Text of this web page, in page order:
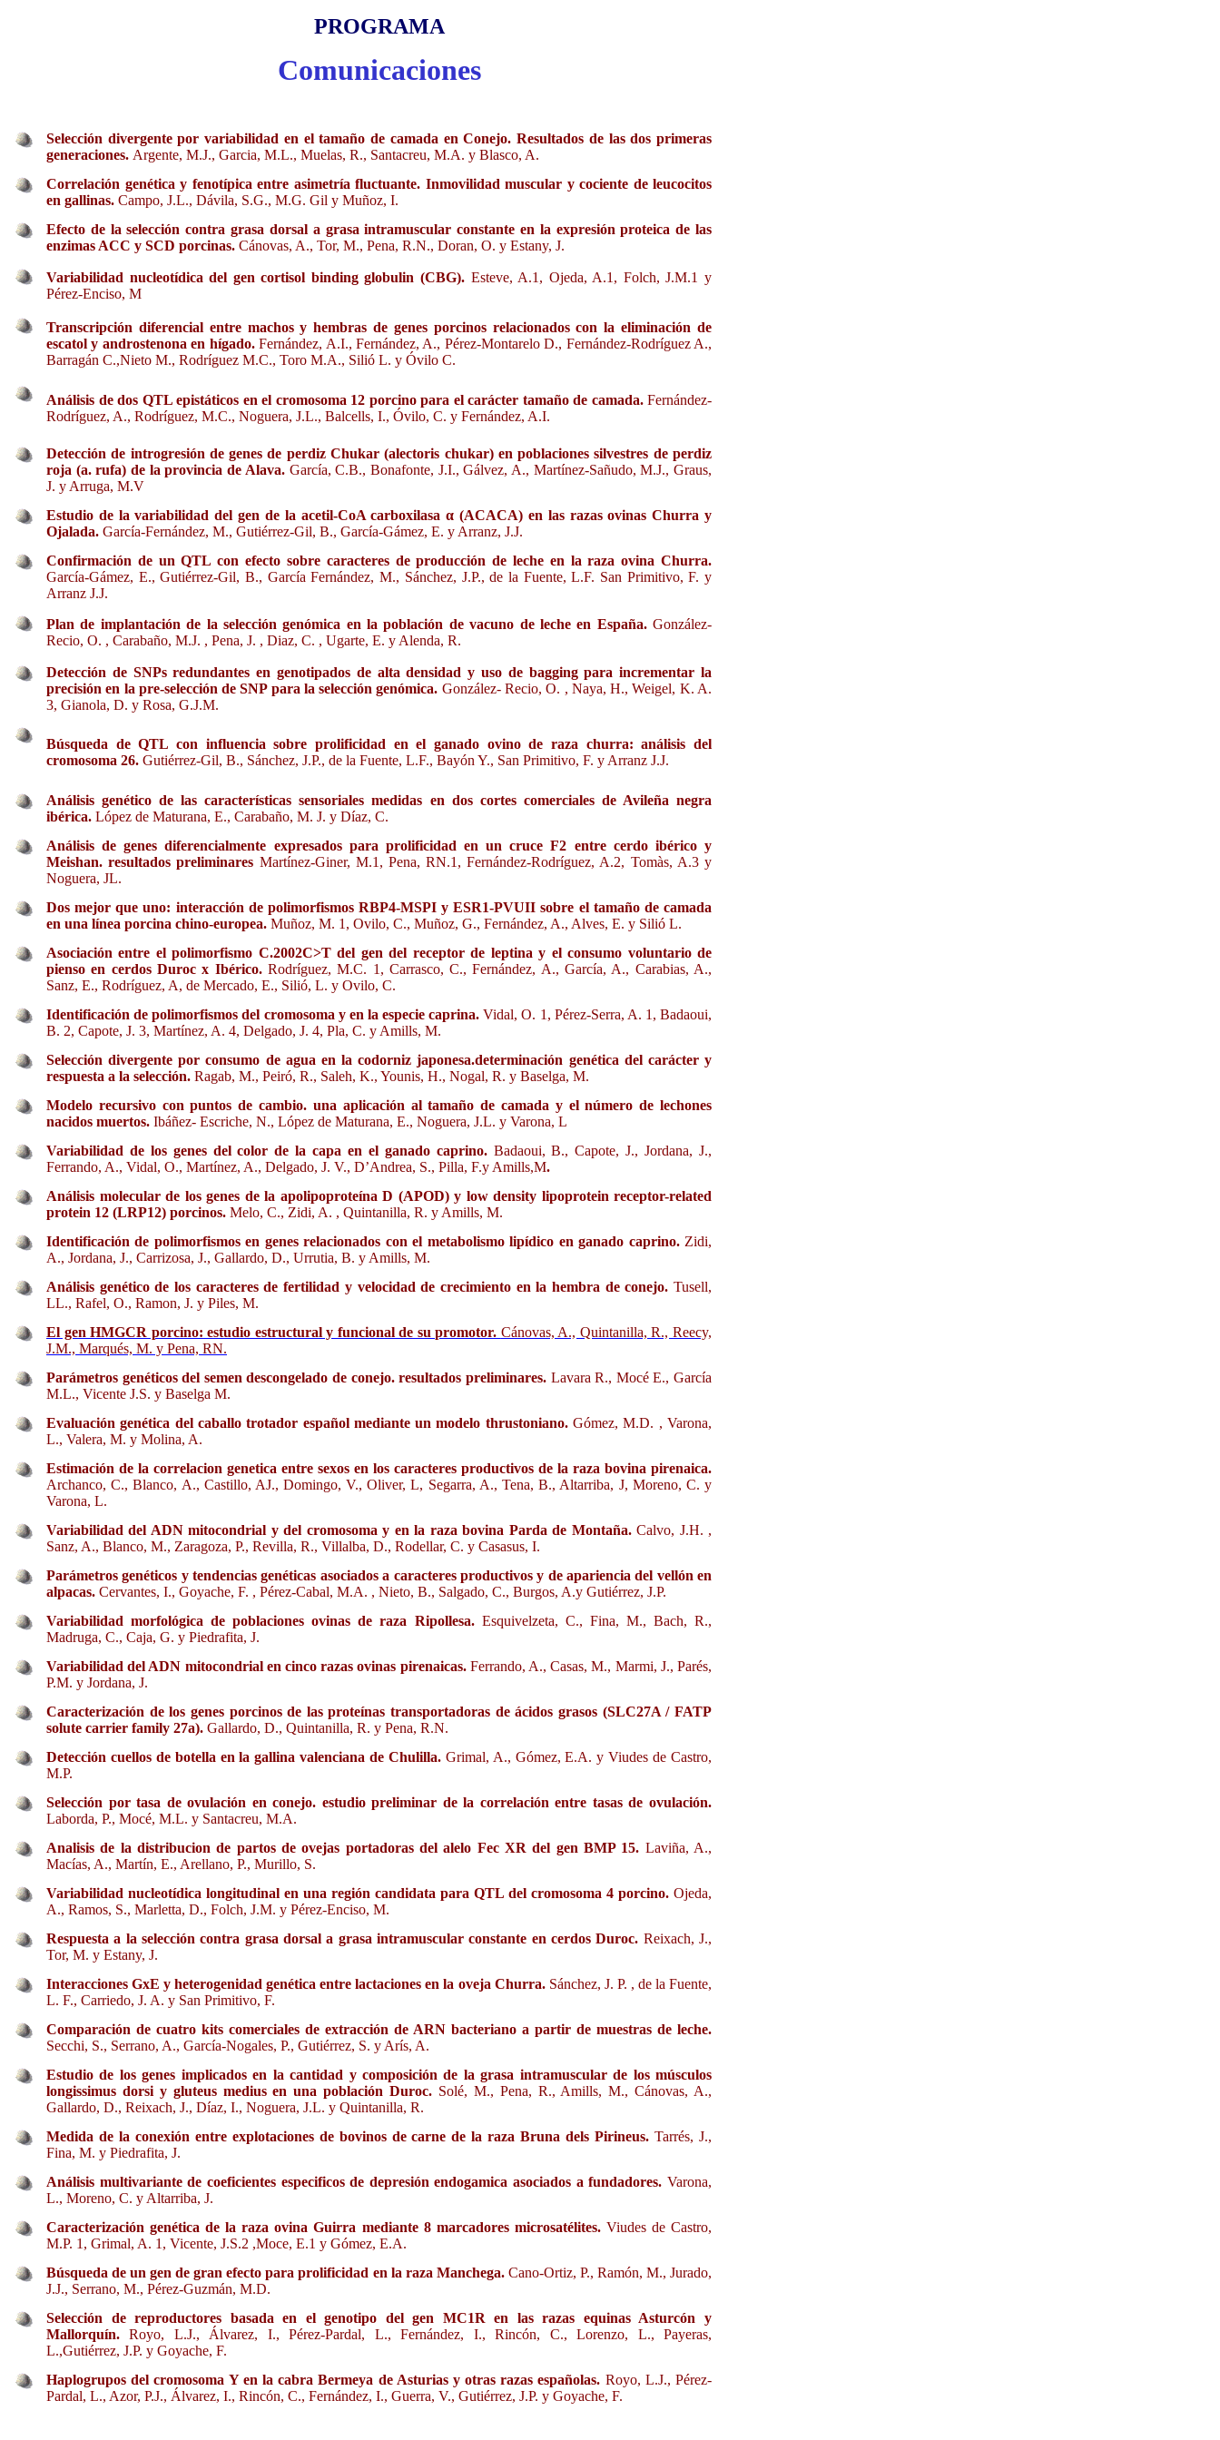
PROGRAMA
Comunicaciones
Selección divergente por variabilidad en el tamaño de camada en Conejo. Resultados de las dos primeras
generaciones. Argente, M.J., Garcia, M.L., Muelas, R., Santacreu, M.A. y Blasco, A.
Correlación genética y fenotípica entre asimetría fluctuante. Inmovilidad muscular y cociente de leucocitos
en gallinas. Campo, J.L., Dávila, S.G., M.G. Gil y Muñoz, I.
Efecto de la selección contra grasa dorsal a grasa intramuscular constante en la expresión proteica de las
enzimas ACC y SCD porcinas. Cánovas, A., Tor, M., Pena, R.N., Doran, O. y Estany, J.
Variabilidad nucleotídica del gen cortisol binding globulin (CBG). Esteve, A.1, Ojeda, A.1, Folch, J.M.1 y
Pérez-Enciso, M
Transcripción diferencial entre machos y hembras de genes porcinos relacionados con la eliminación de
escatol y androstenona en hígado.Fernández, A.I., Fernández, A., Pérez-Montarelo D., Fernández-Rodríguez A.,
Barragán C.,Nieto M., Rodríguez M.C., Toro M.A., Silió L. y Óvilo C.
Análisis de dos QTL epistáticos en el cromosoma 12 porcino para el carácter tamaño de camada. Fernández-
Rodríguez, A., Rodríguez, M.C., Noguera, J.L., Balcells, I., Óvilo, C. y Fernández, A.I.
Detección de introgresión de genes de perdiz Chukar (alectoris chukar) en poblaciones silvestres de perdiz
roja (a. rufa) de la provincia de Alava. García, C.B., Bonafonte, J.I., Gálvez, A., Martínez-Sañudo, M.J., Graus,
J. y Arruga, M.V
Estudio de la variabilidad del gen de la acetil-CoA carboxilasa α (ACACA) en las razas ovinas Churra y
Ojalada. García-Fernández, M., Gutiérrez-Gil, B., García-Gámez, E. y Arranz, J.J.
Confirmación de un QTL con efecto sobre caracteres de producción de leche en la raza ovina Churra.
García-Gámez, E., Gutiérrez-Gil, B., García Fernández, M., Sánchez, J.P., de la Fuente, L.F. San Primitivo, F. y
Arranz J.J.
Plan de implantación de la selección genómica en la población de vacuno de leche en España. González-
Recio, O. , Carabaño, M.J. , Pena, J. , Diaz, C. , Ugarte, E. y Alenda, R.
Detección de SNPs redundantes en genotipados de alta densidad y uso de bagging para incrementar la
precisión en la pre-selección de SNP para la selección genómica. González- Recio, O. , Naya, H., Weigel, K. A.
3, Gianola, D. y Rosa, G.J.M.
Búsqueda de QTL con influencia sobre prolificidad en el ganado ovino de raza churra: análisis del
cromosoma 26. Gutiérrez-Gil, B., Sánchez, J.P., de la Fuente, L.F., Bayón Y., San Primitivo, F. y Arranz J.J.
Análisis genético de las características sensoriales medidas en dos cortes comerciales de Avileña negra
ibérica. López de Maturana, E., Carabaño, M. J. y Díaz, C.
Análisis de genes diferencialmente expresados para prolificidad en un cruce F2 entre cerdo ibérico y
Meishan. resultados preliminares Martínez-Giner, M.1, Pena, RN.1, Fernández-Rodríguez, A.2, Tomàs, A.3 y
Noguera, JL.
Dos mejor que uno: interacción de polimorfismos RBP4-MSPI y ESR1-PVUII sobre el tamaño de camada
en una línea porcina chino-europea. Muñoz, M. 1, Ovilo, C., Muñoz, G., Fernández, A., Alves, E. y Silió L.
Asociación entre el polimorfismo C.2002C>T del gen del receptor de leptina y el consumo voluntario de
pienso en cerdos Duroc x Ibérico. Rodríguez, M.C. 1, Carrasco, C., Fernández, A., García, A., Carabias, A.,
Sanz, E., Rodríguez, A, de Mercado, E., Silió, L. y Ovilo, C.
Identificación de polimorfismos del cromosoma y en la especie caprina.Vidal, O. 1, Pérez-Serra, A. 1, Badaoui,
B. 2, Capote, J. 3, Martínez, A. 4, Delgado, J. 4, Pla, C. y Amills, M.
Selección divergente por consumo de agua en la codorniz japonesa.determinación genética del carácter y
respuesta a la selección. Ragab, M., Peiró, R., Saleh, K., Younis, H., Nogal, R. y Baselga, M.
Modelo recursivo con puntos de cambio. una aplicación al tamaño de camada y el número de lechones
nacidos muertos. Ibáñez- Escriche, N., López de Maturana, E., Noguera, J.L. y Varona, L
Variabilidad de los genes del color de la capa en el ganado caprino.Badaoui, B., Capote, J., Jordana, J.,
Ferrando, A., Vidal, O., Martínez, A., Delgado, J. V., D’Andrea, S., Pilla, F.y Amills,M.
Análisis molecular de los genes de la apolipoproteína D (APOD) y low density lipoprotein receptor-related
protein 12 (LRP12) porcinos. Melo, C., Zidi, A. , Quintanilla, R. y Amills, M.
Identificación de polimorfismos en genes relacionados con el metabolismo lipídico en ganado caprino. Zidi,
A., Jordana, J., Carrizosa, J., Gallardo, D., Urrutia, B. y Amills, M.
Análisis genético de los caracteres de fertilidad y velocidad de crecimiento en la hembra de conejo. Tusell,
LL., Rafel, O., Ramon, J. y Piles, M.
El gen HMGCR porcino: estudio estructural y funcional de su promotor. Cánovas, A., Quintanilla, R., Reecy,
J.M., Marqués, M. y Pena, RN.
Parámetros genéticos del semen descongelado de conejo. resultados preliminares. Lavara R., Mocé E., García
M.L., Vicente J.S. y Baselga M.
Evaluación genética del caballo trotador español mediante un modelo thrustoniano.Gómez, M.D. , Varona,
L., Valera, M. y Molina, A.
Estimación de la correlacion genetica entre sexos en los caracteres productivos de la raza bovina pirenaica.
Archanco, C., Blanco, A., Castillo, AJ., Domingo, V., Oliver, L, Segarra, A., Tena, B., Altarriba, J, Moreno, C. y
Varona, L.
Variabilidad del ADN mitocondrial y del cromosoma y en la raza bovina Parda de Montaña.Calvo, J.H. ,
Sanz, A., Blanco, M., Zaragoza, P., Revilla, R., Villalba, D., Rodellar, C. y Casasus, I.
Parámetros genéticos y tendencias genéticas asociados a caracteres productivos y de apariencia del vellón en
alpacas. Cervantes, I., Goyache, F. , Pérez-Cabal, M.A. , Nieto, B., Salgado, C., Burgos, A.y Gutiérrez, J.P.
Variabilidad morfológica de poblaciones ovinas de raza Ripollesa.Esquivelzeta, C., Fina, M., Bach, R.,
Madruga, C., Caja, G. y Piedrafita, J.
Variabilidad del ADN mitocondrial en cinco razas ovinas pirenaicas.Ferrando, A., Casas, M., Marmi, J., Parés,
P.M. y Jordana, J.
Caracterización de los genes porcinos de las proteínas transportadoras de ácidos grasos (SLC27A / FATP
solute carrier family 27a). Gallardo, D., Quintanilla, R. y Pena, R.N.
Detección cuellos de botella en la gallina valenciana de Chulilla. Grimal, A., Gómez, E.A. y Viudes de Castro,
M.P.
Selección por tasa de ovulación en conejo. estudio preliminar de la correlación entre tasas de ovulación.
Laborda, P., Mocé, M.L. y Santacreu, M.A.
Analisis de la distribucion de partos de ovejas portadoras del alelo Fec XR del gen BMP 15. Laviña, A.,
Macías, A., Martín, E., Arellano, P., Murillo, S.
Variabilidad nucleotídica longitudinal en una región candidata para QTL del cromosoma 4 porcino. Ojeda,
A., Ramos, S., Marletta, D., Folch, J.M. y Pérez-Enciso, M.
Respuesta a la selección contra grasa dorsal a grasa intramuscular constante en cerdos Duroc. Reixach, J.,
Tor, M. y Estany, J.
Interacciones GxE y heterogenidad genética entre lactaciones en la oveja Churra. Sánchez, J. P. , de la Fuente,
L. F., Carriedo, J. A. y San Primitivo, F.
Comparación de cuatro kits comerciales de extracción de ARN bacteriano a partir de muestras de leche.
Secchi, S., Serrano, A., García-Nogales, P., Gutiérrez, S. y Arís, A.
Estudio de los genes implicados en la cantidad y composición de la grasa intramuscular de los músculos
longissimus dorsi y gluteus medius en una población Duroc. Solé, M., Pena, R., Amills, M., Cánovas, A.,
Gallardo, D., Reixach, J., Díaz, I., Noguera, J.L. y Quintanilla, R.
Medida de la conexión entre explotaciones de bovinos de carne de la raza Bruna dels Pirineus.Tarrés, J.,
Fina, M. y Piedrafita, J.
Análisis multivariante de coeficientes especificos de depresión endogamica asociados a fundadores. Varona,
L., Moreno, C. y Altarriba, J.
Caracterización genética de la raza ovina Guirra mediante 8 marcadores microsatélites. Viudes de Castro,
M.P. 1, Grimal, A. 1, Vicente, J.S.2 ,Moce, E.1 y Gómez, E.A.
Búsqueda de un gen de gran efecto para prolificidad en la raza Manchega. Cano-Ortiz, P., Ramón, M., Jurado,
J.J., Serrano, M., Pérez-Guzmán, M.D.
Selección de reproductores basada en el genotipo del gen MC1R en las razas equinas Asturcón y
Mallorquín.Royo, L.J., Álvarez, I., Pérez-Pardal, L., Fernández, I., Rincón, C., Lorenzo, L., Payeras,
L.,Gutiérrez, J.P. y Goyache, F.
Haplogrupos del cromosoma Y en la cabra Bermeya de Asturias y otras razas españolas. Royo, L.J., Pérez-
Pardal, L., Azor, P.J., Álvarez, I., Rincón, C., Fernández, I., Guerra, V., Gutiérrez, J.P. y Goyache, F.